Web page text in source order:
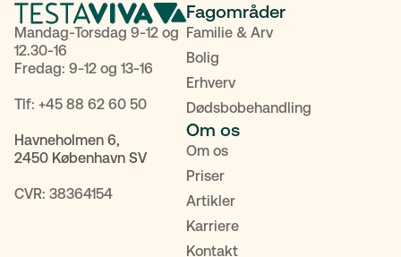
Mandag-Torsdag 9-12 og
12.30-16
Fredag: 9-12 og 13-16
Tlf: +45 88 62 60 50
Havneholmen 6,
2450 København SV
CVR: 38364154
Fagområder
Familie & Arv
Bolig
Erhverv
Dødsbobehandling
Om os
Om os
Priser
Artikler
Karriere
Kontakt